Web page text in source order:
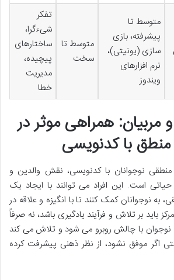
متوسط تا
پیشرفته، بازی
سازی (یونیتی)،
نرم افزارهای
ویندوز
متوسط تا
سخت
تفکر
شیءگرا،
ساختارهای
پیچیده،
مدیریت
خطا
مربیان: همراهی موثر در
با کدنویسی
نوجوانان با کدنویسی، نقش والدین و
است. این افراد می توانند با ایجاد یک
نوجوانان کمک کنند تا با انگیزه و علاقه در
باید بر تلاش و فرآیند یادگیری باشد، نه صرفاً
با چالش روبرو می شود و تلاش می کند
اگر موفق نشود، از نظر ذهنی پیشرفت کرده